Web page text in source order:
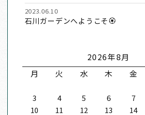
2023.06.10
石川ガーデンへようこそ🏵
2026年8月
月
火 水 木 金
3
4 5 6 7
10
11 12 13 14